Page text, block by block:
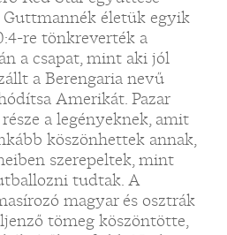
életük egyik
re tönkreverték a
a csapat, mint aki jól
a Berengaria nevű
Amerikát. Pazar
a legényeknek, amit
köszönhettek annak,
szerepeltek, mint
tudtak. A
magyar és osztrák
tömeg köszöntötte,